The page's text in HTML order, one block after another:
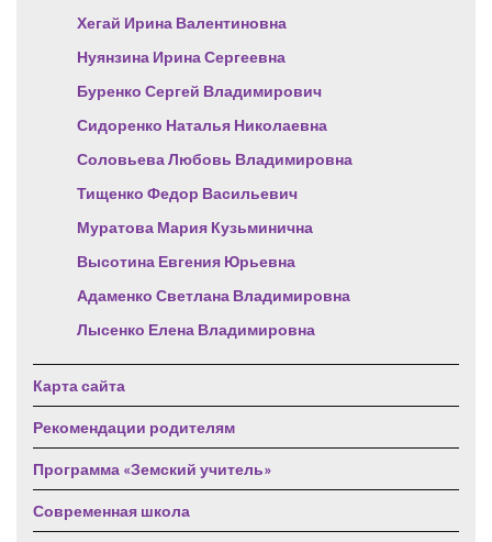
Хегай Ирина Валентиновна
Нуянзина Ирина Сергеевна
Буренко Сергей Владимирович
Сидоренко Наталья Николаевна
Соловьева Любовь Владимировна
Тищенко Федор Васильевич
Муратова Мария Кузьминична
Высотина Евгения Юрьевна
Адаменко Светлана Владимировна
Лысенко Елена Владимировна
Карта сайта
Рекомендации родителям
Программа «Земский учитель»
Современная школа